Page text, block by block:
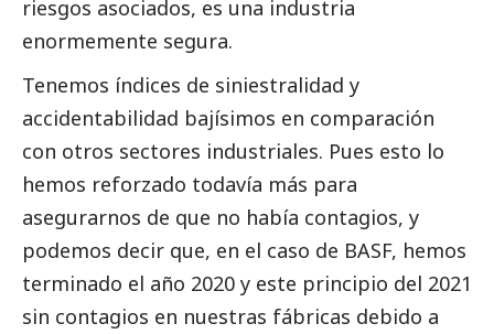
riesgos asociados, es una industria
enormemente segura.
Tenemos índices de siniestralidad y
accidentabilidad bajísimos en comparación
con otros sectores industriales. Pues esto lo
hemos reforzado todavía más para
asegurarnos de que no había contagios, y
podemos decir que, en el caso de BASF, hemos
terminado el año 2020 y este principio del 2021
sin contagios en nuestras fábricas debido a